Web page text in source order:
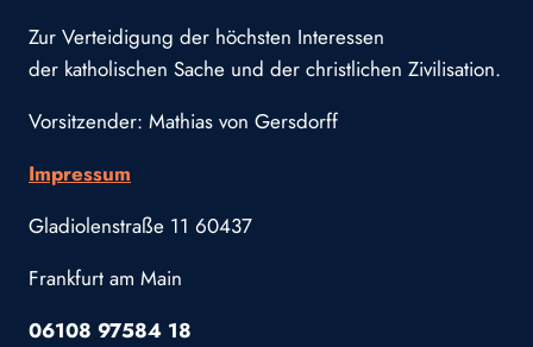
Zur Verteidigung der höchsten Interessen
der katholischen Sache und der christlichen Zivilisation.
Vorsitzender: Mathias von Gersdorff
Impressum
Gladiolenstraße 11 60437
Frankfurt am Main
06108 97584 18